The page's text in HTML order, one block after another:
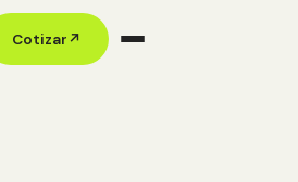
Cotizar↗